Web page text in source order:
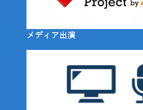
メディア出演